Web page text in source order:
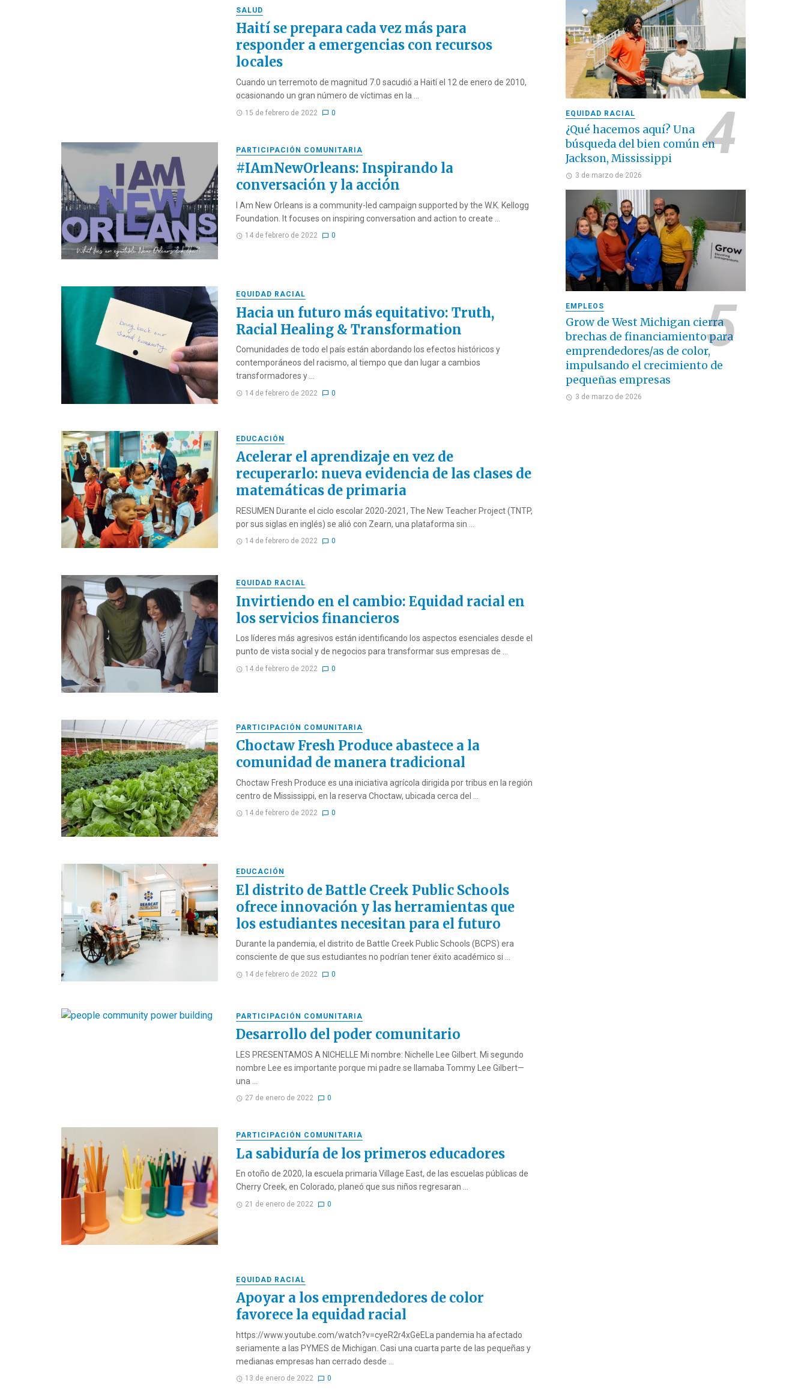
SALUD
Haití se prepara cada vez más para
responder a emergencias con recursos
locales
Cuando un terremoto de magnitud 7.0 sacudió a Haití el 12 de enero de 2010,
ocasionando un gran número de víctimas en la ...
15 de febrero de 2022 0
PARTICIPACIÓN COMUNITARIA
#IAmNewOrleans: Inspirando la
conversación y la acción
I Am New Orleans is a community-led campaign supported by the W.K. Kellogg
Foundation. It focuses on inspiring conversation and action to create ...
14 de febrero de 2022 0
EQUIDAD RACIAL
Hacia un futuro más equitativo: Truth,
Racial Healing & Transformation
Comunidades de todo el país están abordando los efectos históricos y
contemporáneos del racismo, al tiempo que dan lugar a cambios
transformadores y ...
14 de febrero de 2022 0
EDUCACIÓN
Acelerar el aprendizaje en vez de
recuperarlo: nueva evidencia de las clases de
matemáticas de primaria
RESUMEN Durante el ciclo escolar 2020-2021, The New Teacher Project (TNTP,
por sus siglas en inglés) se alió con Zearn, una plataforma sin ...
14 de febrero de 2022 0
EQUIDAD RACIAL
Invirtiendo en el cambio: Equidad racial en
los servicios financieros
Los líderes más agresivos están identificando los aspectos esenciales desde el
punto de vista social y de negocios para transformar sus empresas de ...
14 de febrero de 2022 0
PARTICIPACIÓN COMUNITARIA
Choctaw Fresh Produce abastece a la
comunidad de manera tradicional
Choctaw Fresh Produce es una iniciativa agrícola dirigida por tribus en la región
centro de Mississippi, en la reserva Choctaw, ubicada cerca del ...
14 de febrero de 2022 0
EDUCACIÓN
El distrito de Battle Creek Public Schools
ofrece innovación y las herramientas que
los estudiantes necesitan para el futuro
Durante la pandemia, el distrito de Battle Creek Public Schools (BCPS) era
consciente de que sus estudiantes no podrían tener éxito académico si ...
14 de febrero de 2022 0
PARTICIPACIÓN COMUNITARIA
Desarrollo del poder comunitario
LES PRESENTAMOS A NICHELLE Mi nombre: Nichelle Lee Gilbert. Mi segundo
nombre Lee es importante porque mi padre se llamaba Tommy Lee Gilbert—
una ...
27 de enero de 2022 0
PARTICIPACIÓN COMUNITARIA
La sabiduría de los primeros educadores
En otoño de 2020, la escuela primaria Village East, de las escuelas públicas de
Cherry Creek, en Colorado, planeó que sus niños regresaran ...
21 de enero de 2022 0
EQUIDAD RACIAL
Apoyar a los emprendedores de color
favorece la equidad racial
https://www.youtube.com/watch?v=cyeR2r4xGeELa pandemia ha afectado
seriamente a las PYMES de Michigan. Casi una cuarta parte de las pequeñas y
medianas empresas han cerrado desde ...
13 de enero de 2022 0
EQUIDAD RACIAL
¿Qué hacemos aquí? Una
búsqueda del bien común en
Jackson, Mississippi
3 de marzo de 2026
EMPLEOS
Grow de West Michigan cierra
brechas de financiamiento para
emprendedores/as de color,
impulsando el crecimiento de
pequeñas empresas
3 de marzo de 2026